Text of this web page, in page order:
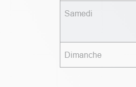
Samedi
Dimanche